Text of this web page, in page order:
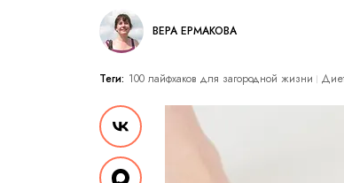
ВЕРА ЕРМАКОВА
Теги: 100 лайфхаков для загородной жизни